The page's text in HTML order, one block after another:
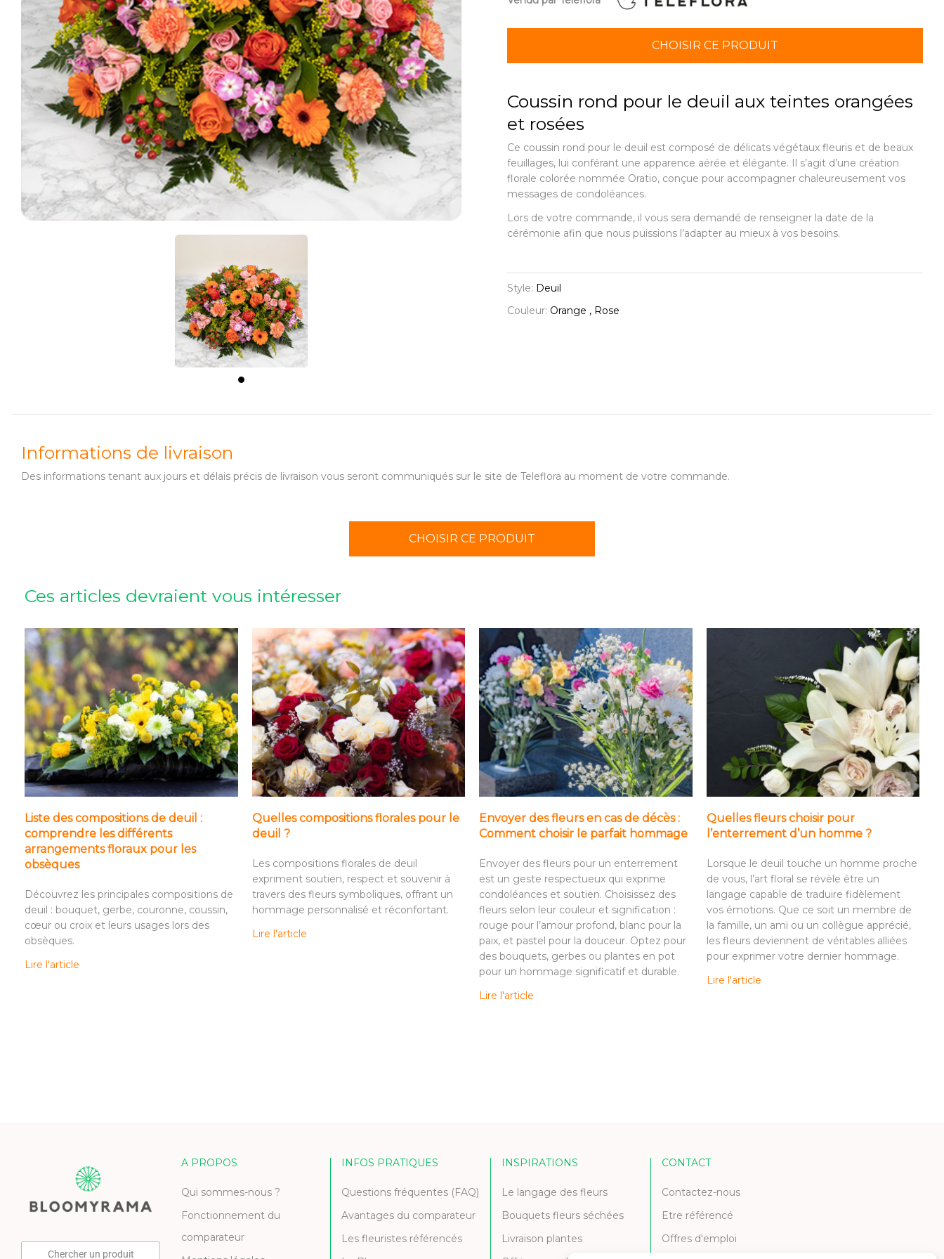
CHOISIR CE PRODUIT
Coussin rond pour le deuil aux teintes orangées
et rosées
Ce coussin rond pour le deuil est composé de délicats végétaux fleuris et de beaux
feuillages, lui conférant une apparence aérée et élégante. Il s’agit d’une création
florale colorée nommée Oratio, conçue pour accompagner chaleureusement vos
messages de condoléances.
Lors de votre commande, il vous sera demandé de renseigner la date de la
cérémonie afin que nous puissions l’adapter au mieux à vos besoins.
Style: Deuil
Couleur: Orange , Rose
Informations de livraison
Des informations tenant aux jours et délais précis de livraison vous seront communiqués sur le site de Teleflora au moment de votre commande.
CHOISIR CE PRODUIT
Ces articles devraient vous intéresser
Liste des compositions de deuil :
comprendre les différents
arrangements floraux pour les
obsèques
Découvrez les principales compositions de
deuil : bouquet, gerbe, couronne, coussin,
cœur ou croix et leurs usages lors des
obsèques.
Lire l'article
Quelles compositions florales pour le
deuil ?
Les compositions florales de deuil
expriment soutien, respect et souvenir à
travers des fleurs symboliques, offrant un
hommage personnalisé et réconfortant.
Lire l'article
Envoyer des fleurs en cas de décès :
Comment choisir le parfait hommage
Envoyer des fleurs pour un enterrement
est un geste respectueux qui exprime
condoléances et soutien. Choisissez des
fleurs selon leur couleur et signification :
rouge pour l’amour profond, blanc pour la
paix, et pastel pour la douceur. Optez pour
des bouquets, gerbes ou plantes en pot
pour un hommage significatif et durable.
Lire l'article
Quelles fleurs choisir pour
l’enterrement d’un homme ?
Lorsque le deuil touche un homme proche
de vous, l’art floral se révèle être un
langage capable de traduire fidèlement
vos émotions. Que ce soit un membre de
la famille, un ami ou un collègue apprécié,
les fleurs deviennent de véritables alliées
pour exprimer votre dernier hommage.
Lire l'article
Chercher un produit
A PROPOS
Qui sommes-nous ?
Fonctionnement du
comparateur
INFOS PRATIQUES
Questions fréquentes (FAQ)
Avantages du comparateur
Les fleuristes référencés
INSPIRATIONS
Le langage des fleurs
Bouquets fleurs séchées
Livraison plantes
CONTACT
Contactez-nous
Etre référencé
Offres d'emploi